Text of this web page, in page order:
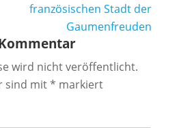
französischen Stadt der
Gaumenfreuden
wird nicht veröffentlicht.
sind mit* markiert